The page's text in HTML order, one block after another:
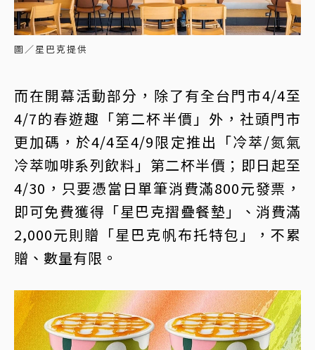
圖／星巴克提供
而在開幕活動部分，除了有全台門市4/4至
4/7的春遊趣「第二杯半價」外，社頭門市
更加碼，於4/4至4/9限定推出「冷萃/氮氣
冷萃咖啡系列飲料」第二杯半價；即日起至
4/30，只要憑當日單筆消費滿800元發票，
即可免費獲得「星巴克摺疊餐墊」、消費滿
2,000元則贈「星巴克帆布托特包」，不累
贈、數量有限。